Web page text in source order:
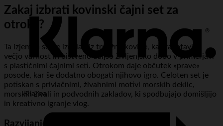
Klarna
Zakaj izbrati kovinski čajni set za
otroke?
Ta izjemen set je izdelan iz trpežne kovine, kar zagotavlja
večjo varnost in bistveno daljšo življenjsko dobo v primerjavi
s plastičnimi čajnimi seti. Otrokom daje občutek »prave«
posode, kar še dodatno obogati njihovo igro. Celoten set je
potiskan s privlačnimi, živahnimi motivi morskih deklic,
morskih živali in podvodnih zakladov, ki spodbujajo domišljijo
in kreativno igranje vlog.
Razvijanje domišljije in socialnih veščin